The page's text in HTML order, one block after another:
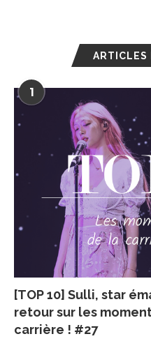
ARTICLES
1
[TOP 10] Sulli, star
retour sur les
carrière ! #27